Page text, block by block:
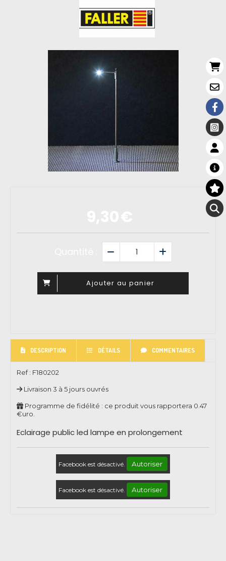
Ajouter au panier
DESCRIPTION DÉTAILS COMMENTAIRES
Ref : F180202
Livraison 3 à 5 jours ouvrés
Programme de fidélité : ce produit vous rapportera 0.47
€uro.
Eclairage public led lampe en prolongement
Facebook est désactivé. Autoriser
Facebook est désactivé. Autoriser